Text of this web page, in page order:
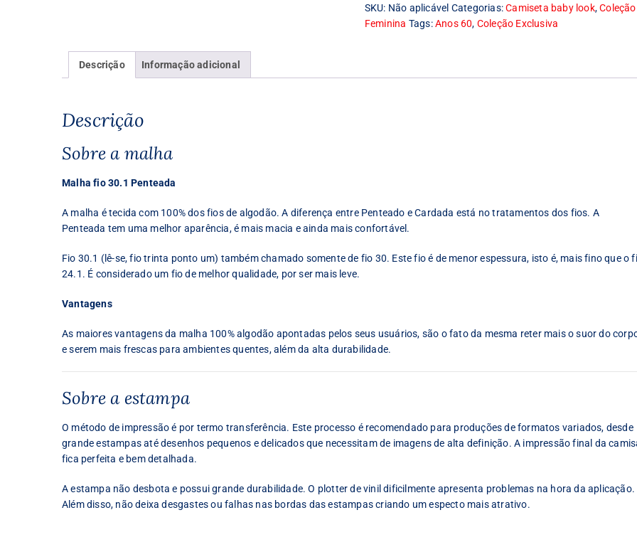
Look
Eu
SKU: Não aplicável Categorias:Camiseta baby look,Coleção
Feminina Tags:Anos 60, Coleção Exclusiva
Descrição Informação adicional
Descrição
Sobre a malha
Malha fio 30.1 Penteada
A malha é tecida com 100% dos fios de algodão. A diferença entre Penteado e Cardada está no tratamentos dos fios. A
Penteada tem uma melhor aparência, é mais macia e ainda mais confortável.
Fio 30.1 (lê-se, fio trinta ponto um) também chamado somente de fio 30. Este fio é de menor espessura, isto é, mais fino que o
24.1. É considerado um fio de melhor qualidade, por ser mais leve.
Vantagens
As maiores vantagens da malha 100% algodão apontadas pelos seus usuários, são o fato da mesma reter mais o suor do
e serem mais frescas para ambientes quentes, além da alta durabilidade.
Sobre a estampa
O método de impressão é por termo transferência. Este processo é recomendado para produções de formatos variados, desde
grande estampas até desenhos pequenos e delicados que necessitam de imagens de alta definição. A impressão final da
fica perfeita e bem detalhada.
A estampa não desbota e possui grande durabilidade. O plotter de vinil dificilmente apresenta problemas na hora da aplicação.
Além disso, não deixa desgastes ou falhas nas bordas das estampas criando um especto mais atrativo.